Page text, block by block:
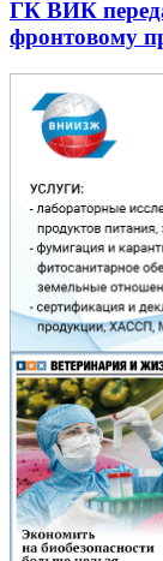
ГК ВИК
фронтовому